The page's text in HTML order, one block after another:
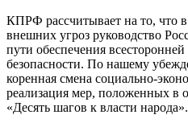
КПРФ рассчитывает на то, что
внешних угроз руководство
пути обеспечения
безопасности. По нашему
коренная смена социально-
реализация мер, положенных в
«Десять шагов к власти народа».